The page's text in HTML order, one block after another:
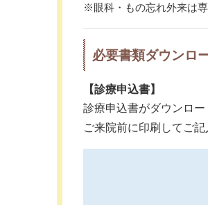
※眼科・もの忘れ外来は
必要書類ダウンロ
【診療申込書】
診療申込書がダウンロー
ご来院前に印刷してご